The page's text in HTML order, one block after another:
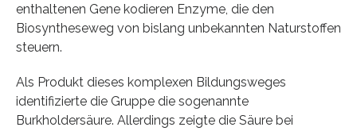
enthaltenen Gene kodieren Enzyme, die den
Biosyntheseweg von bislang unbekannten Naturstoffen
steuern.
Als Produkt dieses komplexen Bildungsweges
identifizierte die Gruppe die sogenannte
Burkholdersäure. Allerdings zeigte die Säure bei